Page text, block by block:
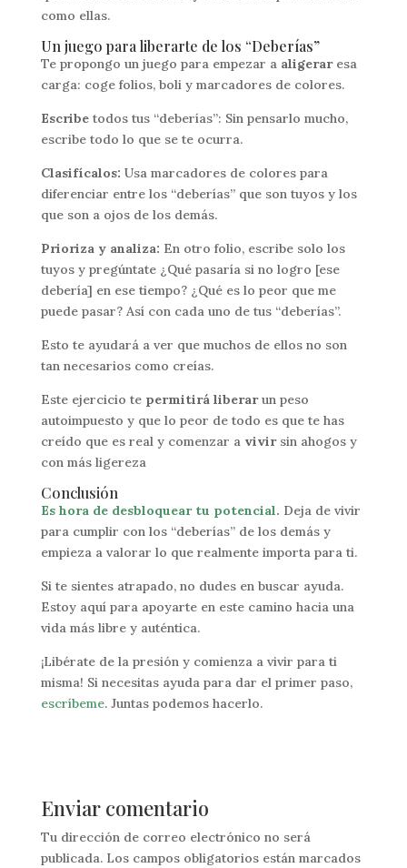
como ellas.
Un juego para liberarte de los “Deberías”
Te propongo un juego para empezar a aligerar esa
carga: coge folios, boli y marcadores de colores.
Escribetodos tus “deberías”: Sin pensarlo mucho,
escribe todo lo que se te ocurra.
Clasifícalos: Usa marcadores de colores para
diferenciar entre los “deberías” que son tuyos y los
que son a ojos de los demás.
Prioriza y analiza: En otro folio, escribe solo los
tuyos y pregúntate ¿Qué pasaría si no logro [ese
debería] en ese tiempo? ¿Qué es lo peor que me
puede pasar? Así con cada uno de tus “deberías”.
Esto te ayudará a ver que muchos de ellos no son
tan necesarios como creías.
Este ejercicio te permitirá liberarun peso
autoimpuesto y que lo peor de todo es que te has
creído que es real y comenzar a vivir sin ahogos y
con más ligereza
Conclusión
Es hora de desbloquear tu potencial. Deja de vivir
para cumplir con los “deberías” de los demás y
empieza a valorar lo que realmente importa para ti.
Si te sientes atrapado, no dudes en buscar ayuda.
Estoy aquí para apoyarte en este camino hacia una
vida más libre y auténtica.
¡Libérate de la presión y comienza a vivir para ti
misma! Si necesitas ayuda para dar el primer paso,
escríbeme. Juntas podemos hacerlo.
Enviar comentario
Tu dirección de correo electrónico no será
publicada. Los campos obligatorios están marcados